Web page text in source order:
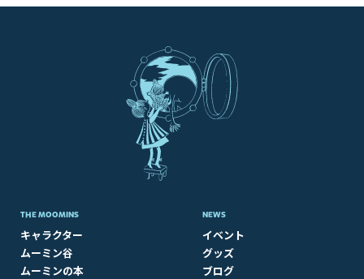
THE MOOMINS
キャラクター
ムーミン谷
ムーミンの本
NEWS
イベント
グッズ
ブログ